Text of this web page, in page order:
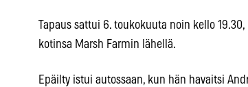
Tapaus sattui 6. toukokuuta noin kello
kotinsa Marsh Farmin lähellä.
Epäilty istui autossaan, kun hän havaitsi